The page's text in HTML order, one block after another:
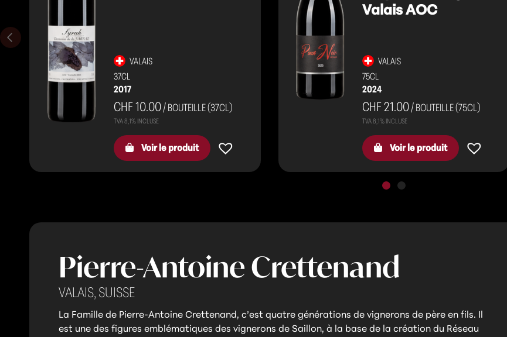
VALAIS
37CL
2017
CHF 10.00/ BOUTEILLE (37CL)
Voir le produit
Valais AOC
VALAIS
75CL
2024
CHF 21.00/ BOUTEILLE (75CL)
Voir le produit
Pierre-Antoine Crettenand
VALAIS, SUISSE
La Famille de Pierre-Antoine Crettenand, c’est quatre générations de vignerons de père en fils. Il
est une des figures emblématiques des vignerons de Saillon, à la base de la création du Réseau